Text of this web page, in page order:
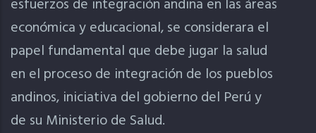
esfuerzos de integración andina en las áreas
económica y educacional, se considerara el
papel fundamental que debe jugar la salud
en el proceso de integración de los pueblos
andinos, iniciativa del gobierno del Perú y
de su Ministerio de Salud.